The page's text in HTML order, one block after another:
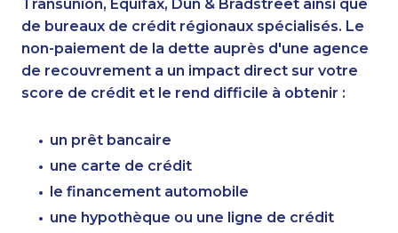
Transunion, Equifax, Dun & Bradstreet ainsi que
de bureaux de crédit régionaux spécialisés. Le
non-paiement de la dette auprès d'une agence
de recouvrement a un impact direct sur votre
score de crédit et le rend difficile à obtenir :
un prêt bancaire
une carte de crédit
le financement automobile
une hypothèque ou une ligne de crédit